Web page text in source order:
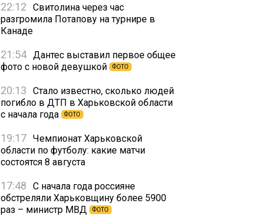
22:12
Свитолина через час
разгромила Потапову на турнире в
Канаде
21:54 Дантес выставил первое общее
фото с новой девушкой
ФОТО
20:13
Стало известно, сколько людей
погибло в ДТП в Харьковской области
с начала года
ФОТО
19:17 Чемпионат Харьковской
области по футболу: какие матчи
состоятся 8 августа
17:48
С начала года россияне
обстреляли Харьковщину более 5900
раз – министр МВД
ФОТО